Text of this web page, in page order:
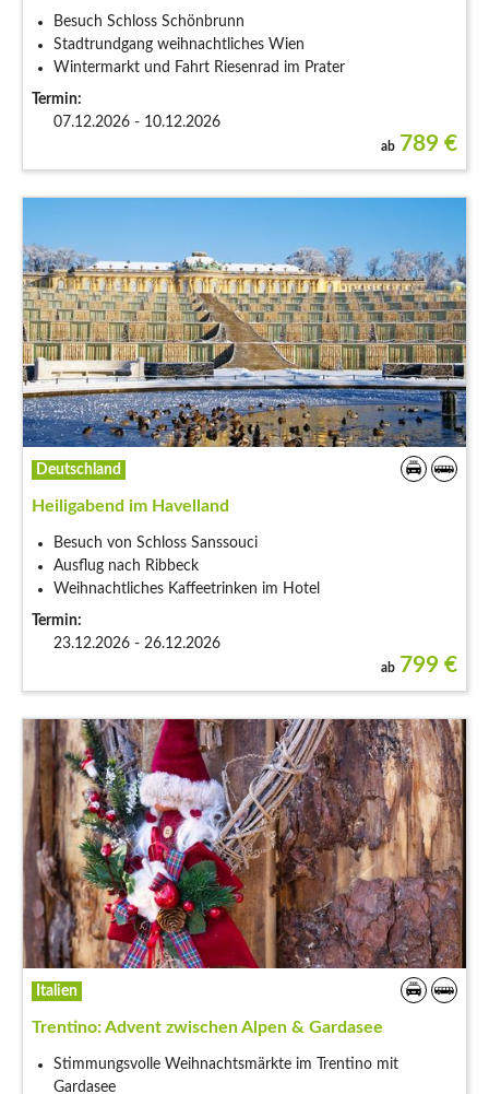
Besuch Schloss Schönbrunn
Stadtrundgang weihnachtliches Wien
Wintermarkt und Fahrt Riesenrad im Prater
Termin:
07.12.2026 - 10.12.2026
ab 789 €
Deutschland
Heiligabend im Havelland
Besuch von Schloss Sanssouci
Ausflug nach Ribbeck
Weihnachtliches Kaffeetrinken im Hotel
Termin:
23.12.2026 - 26.12.2026
ab 799 €
Italien
Trentino: Advent zwischen Alpen & Gardasee
Stimmungsvolle Weihnachtsmärkte im Trentino mit
Gardasee